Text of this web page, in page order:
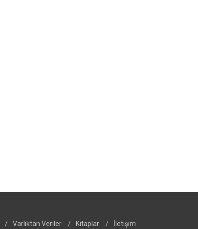
/ Varlıktan Veriler / Kitaplar / İletişim